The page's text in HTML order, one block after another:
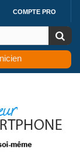
COMPTE PRO